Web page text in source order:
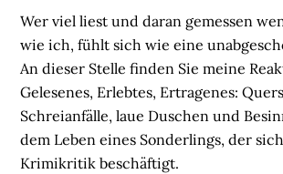
Wer viel liest und daran gemessen
wie ich, fühlt sich wie eine
An dieser Stelle finden Sie meine
Gelesenes, Erlebtes, Ertragenes:
Schreianfälle, laue Duschen und
dem Leben eines Sonderlings, der
Krimikritik beschäftigt.